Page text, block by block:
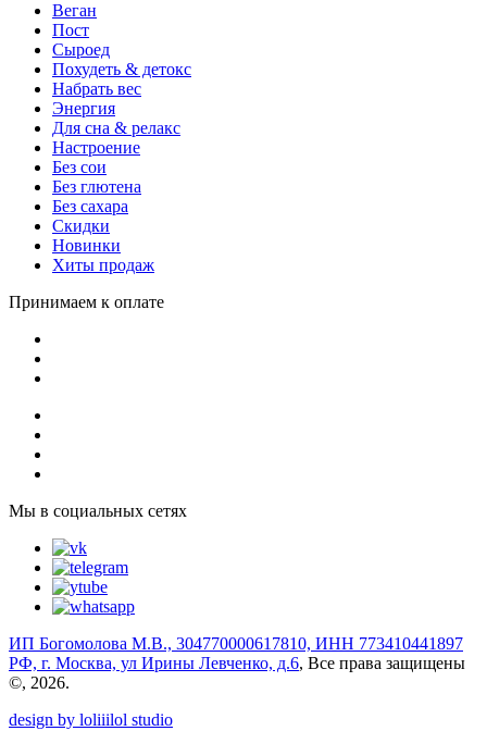
Веган
Пост
Сыроед
Похудеть & детокс
Набрать вес
Энергия
Для сна & релакс
Настроение
Без сои
Без глютена
Без сахара
Скидки
Новинки
Хиты продаж
Принимаем к оплате
Мы в социальных сетях
ИП Богомолова М.В., 304770000617810, ИНН 773410441897
РФ, г. Москва, ул Ирины Левченко, д.6, Все права защищены
©, 2026.
design by loliiilol studio